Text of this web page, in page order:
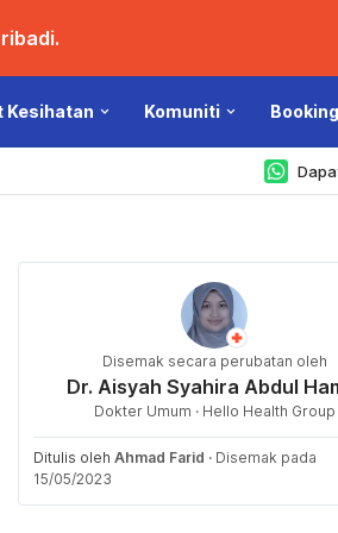
Kesihatan Komuniti
Disemak secara perubatan oleh
Dr. Aisyah Syahira Abdul
Dokter Umum · Hello Health Group
Ditulis oleh Ahmad Farid · Disemak pada
15/05/2023